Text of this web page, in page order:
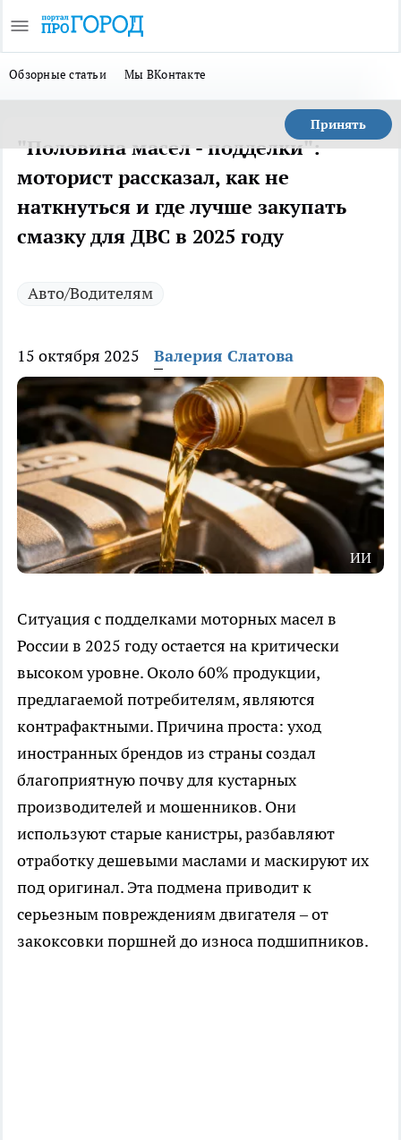
Обзорные статьи Мы ВКонтакте
Принять
"Половина масел - подделки":
моторист рассказал, как не
наткнуться и где лучше закупать
смазку для ДВС в 2025 году
Авто/Водителям
15 октября 2025 Валерия Слатова
ИИ
Ситуация с подделками моторных масел в
России в 2025 году остается на критически
высоком уровне. Около 60% продукции,
предлагаемой потребителям, являются
контрафактными. Причина проста: уход
иностранных брендов из страны создал
благоприятную почву для кустарных
производителей и мошенников. Они
используют старые канистры, разбавляют
отработку дешевыми маслами и маскируют их
под оригинал. Эта подмена приводит к
серьезным повреждениям двигателя – от
закоксовки поршней до износа подшипников.